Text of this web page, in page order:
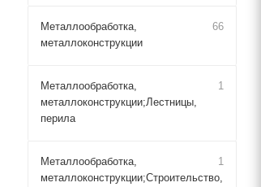
Металлообработка,
металлоконструкции
66
Металлообработка,
металлоконструкции;Лестницы,
перила
1
Металлообработка,
металлоконструкции;Строительство,
1